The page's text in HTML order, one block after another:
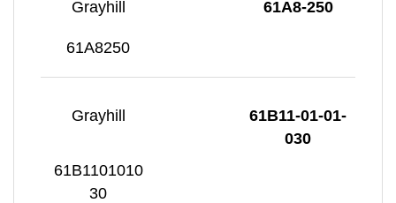
Grayhill 61A8-250
61A8250
Grayhill
61B11-01-01-
030
61B1101010
30